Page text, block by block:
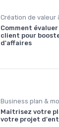
Comment
client pour
d'affaires
Maîtrisez votre
votre projet